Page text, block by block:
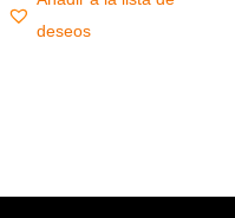
deseos